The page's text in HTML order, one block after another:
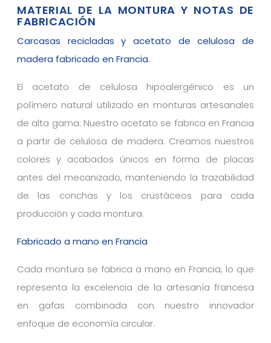
MATERIAL DE LA MONTURA Y NOTAS DE
FABRICACIÓN
Carcasas recicladas y acetato de celulosa de
madera fabricado en Francia.
El acetato de celulosa hipoalergénico es un
polímero natural utilizado en monturas artesanales
de alta gama. Nuestro acetato se fabrica en Francia
a partir de celulosa de madera. Creamos nuestros
colores y acabados únicos en forma de placas
antes del mecanizado, manteniendo la trazabilidad
de las conchas y los crustáceos para cada
producción y cada montura.
Fabricado a mano en Francia
Cada montura se fabrica a mano en Francia, lo que
representa la excelencia de la artesanía francesa
en gafas combinada con nuestro innovador
enfoque de economía circular.